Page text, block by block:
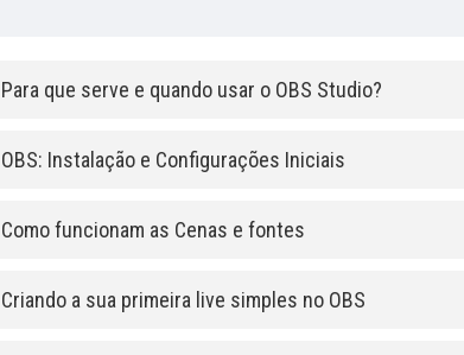
Para que serve e quando usar o OBS Studio?
OBS: Instalação e Configurações Iniciais
Como funcionam as Cenas e fontes
Criando a sua primeira live simples no OBS